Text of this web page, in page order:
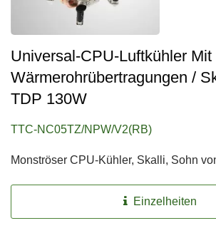
Universal-CPU-Luftkühler Mit
Wärmerohrübertragungen /
TDP 130W
TTC-NC05TZ/NPW/V2(RB)
Monströser CPU-Kühler, Skalli, Sohn
Einzelheiten